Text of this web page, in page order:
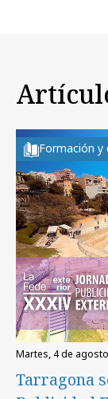
Formación y
martes, 4 de
Tarragona